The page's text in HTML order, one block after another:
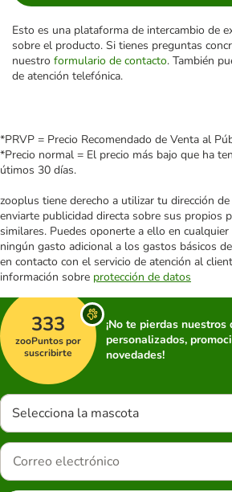
Esto es una plataforma de intercambio de
sobre el producto. Si tienes preguntas
nuestro formulario de contacto. También
de atención telefónica.
*PRVP = Precio Recomendado de Venta al
*Precio normal = El precio más bajo que ha
útimos 30 días.
zooplus tiene derecho a utilizar tu dirección
enviarte publicidad directa sobre sus propios
similares. Puedes oponerte a ello en
ningún gasto adicional a los gastos básicos
en contacto con el servicio de atención al
información sobre protección de datos
333
zooPuntos por
suscribirte
¡No te pierdas nuestros
personalizados,
novedades!
Selecciona la mascota